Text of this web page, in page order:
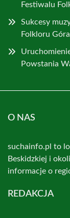
Festiwalu
Sukcesy
Folkloru
Powstania
O NAS
suchainfo.pl to
Beskidzkiej i
informacje o
REDAKCJA